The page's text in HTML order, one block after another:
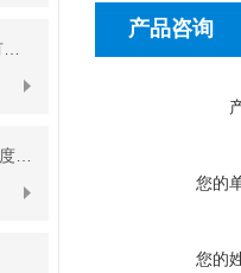
产品咨询
您的
您的